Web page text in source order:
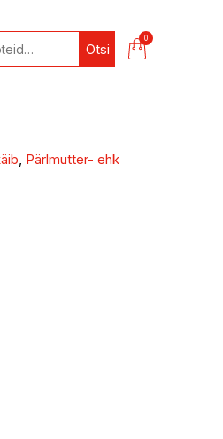
Otsi
0
, Pärlmutter- ehk